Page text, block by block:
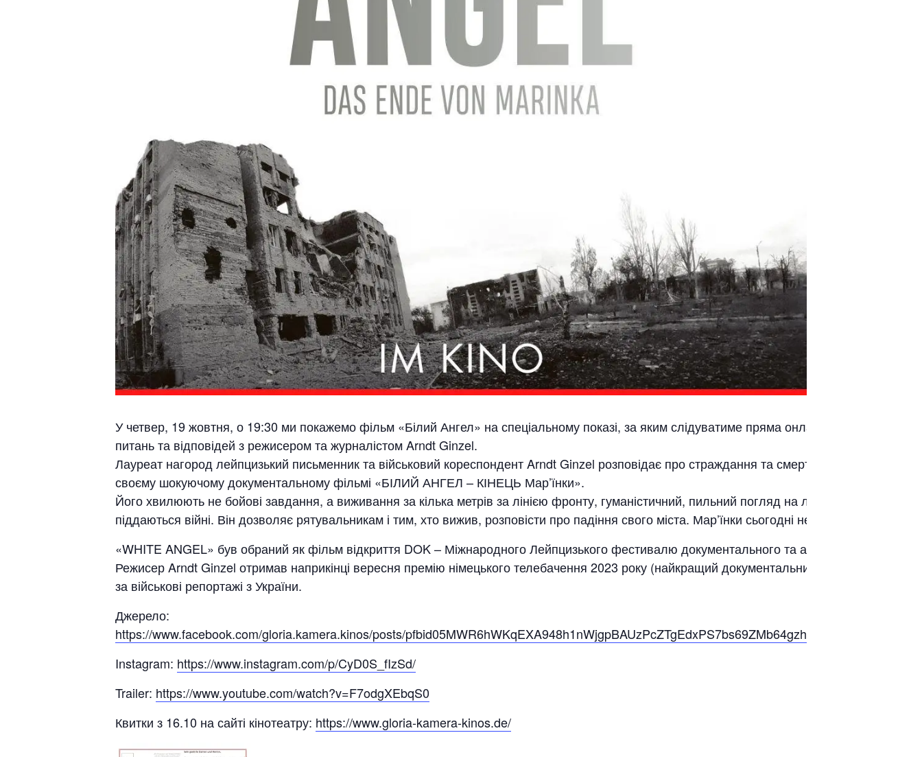
У четвер, 19 жовтня, о 19:30 ми покажемо фільм «Білий Ангел» на спеціальному показі, за яким слідуватиме пряма онлайн-трансляція
питань та відповідей з режисером та журналістом Arndt Ginzel.
Лауреат нагород лейпцизький письменник та військовий кореспондент Arndt Ginzel розповідає про страждання та смерть в Україні у
своєму шокуючому документальному фільмі «БІЛИЙ АНГЕЛ – КІНЕЦЬ Мар’їнки».
Його хвилюють не бойові завдання, а виживання за кілька метрів за лінією фронту, гуманістичний, пильний погляд на людей, які щодня
піддаються війні. Він дозволяє рятувальникам і тим, хто вижив, розповісти про падіння свого міста. Мар’їнки сьогодні не існує.
«WHITE ANGEL» був обраний як фільм відкриття DOK – Міжнародного Лейпцизького фестивалю документального та анімаційного кіно.
Режисер Arndt Ginzel отримав наприкінці вересня премію німецького телебачення 2023 року (найкращий документальний фільм/репортаж)
за військові репортажі з України.
Джерело:
https://www.facebook.com/gloria.kamera.kinos/posts/pfbid05MWR6hWKqEXA948h1nWjgpBAUzPcZTgEdxPS7bs69ZMb64gzhR1Hd84MbUTxJoT2l
Instagram: https://www.instagram.com/p/CyD0S_fIzSd/
Trailer: https://www.youtube.com/watch?v=F7odgXEbqS0
Квитки з 16.10 на сайті кінотеатру: https://www.gloria-kamera-kinos.de/